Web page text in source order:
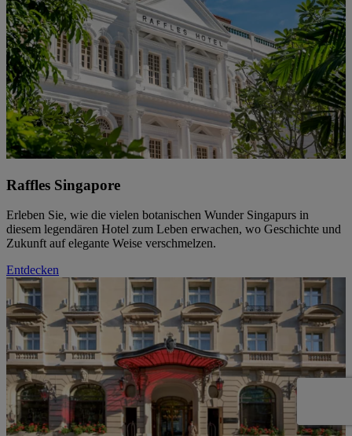
Raffles Singapore
Erleben Sie, wie die vielen botanischen Wunder Singapurs in
diesem legendären Hotel zum Leben erwachen, wo Geschichte und
Zukunft auf elegante Weise verschmelzen.
Entdecken